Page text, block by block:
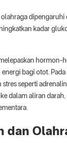
olahraga
kadar
hormon-
bagi otot.
seperti
dalam aliran
dan